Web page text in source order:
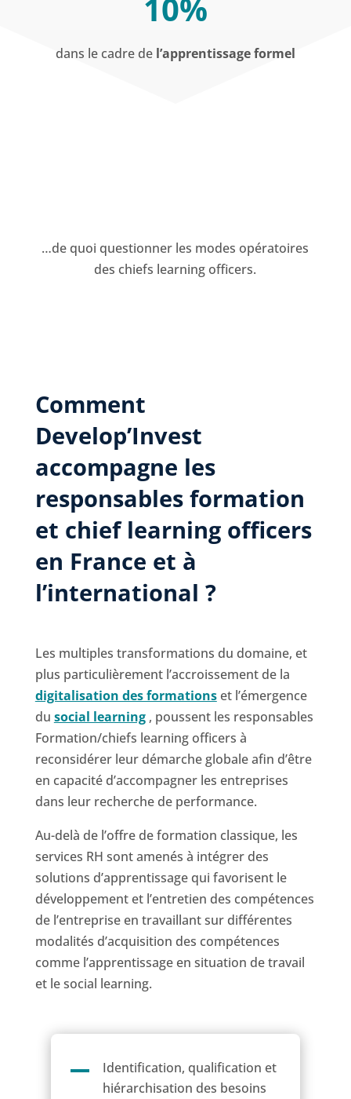
10%
dans le cadre de l’apprentissage formel
…de quoi questionner les modes opératoires
des chiefs learning officers.
Comment
Develop’Invest
accompagne les
responsables formation
et chief learning officers
en France et à
l’international ?
Les multiples transformations du domaine, et
plus particulièrement l’accroissement de la
digitalisation des formationset l’émergence
du social learning, poussent les responsables
Formation/chiefs learning officers à
reconsidérer leur démarche globale afin d’être
en capacité d’accompagner les entreprises
dans leur recherche de performance.
Au-delà de l’offre de formation classique, les
services RH sont amenés à intégrer des
solutions d’apprentissage qui favorisent le
développement et l’entretien des compétences
de l’entreprise en travaillant sur différentes
modalités d’acquisition des compétences
comme l’apprentissage en situation de travail
et le social learning.
Identification, qualification et
hiérarchisation des besoins